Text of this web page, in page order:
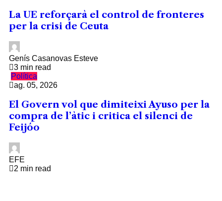
La UE reforçarà el control de fronteres
per la crisi de Ceuta
Genís Casanovas Esteve
3 min read
Política
ag. 05, 2026
El Govern vol que dimiteixi Ayuso per la
compra de l’àtic i critica el silenci de
Feijóo
EFE
2 min read